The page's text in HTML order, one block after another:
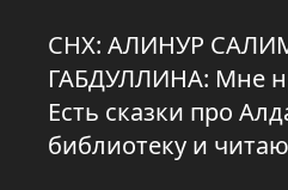
СНХ: АЛИНУР
ГАБДУЛЛИНА: Мне
Есть сказки про
библиотеку и